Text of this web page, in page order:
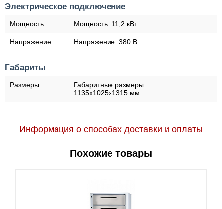
Электрическое подключение
Мощность: Мощность: 11,2 кВт
Напряжение: Напряжение: 380 В
Габариты
Размеры:
Габаритные размеры:
1135х1025х1315 мм
Информация о способах доставки и оплаты
Похожие товары